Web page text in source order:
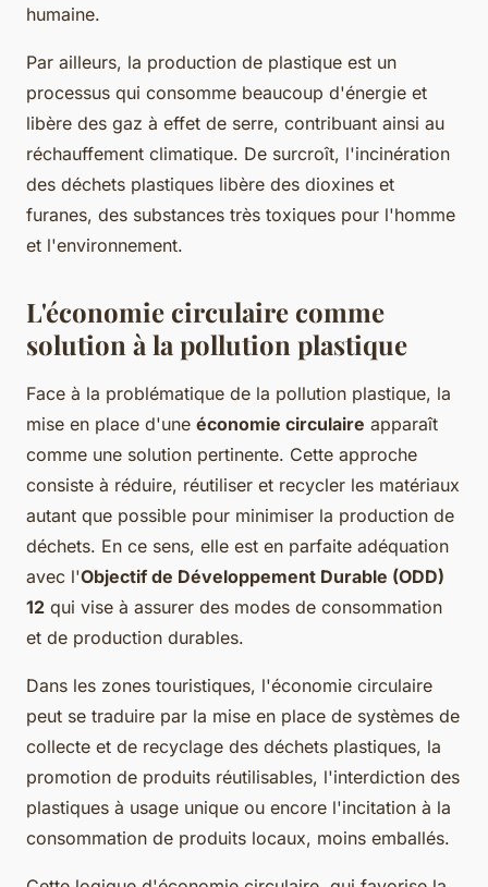
humaine.
Par ailleurs, la production de plastique est un
processus qui consomme beaucoup d'énergie et
libère des gaz à effet de serre, contribuant ainsi au
réchauffement climatique. De surcroît, l'incinération
des déchets plastiques libère des dioxines et
furanes, des substances très toxiques pour l'homme
et l'environnement.
L'économie circulaire comme
solution à la pollution plastique
Face à la problématique de la pollution plastique, la
mise en place d'une économie circulaire apparaît
comme une solution pertinente. Cette approche
consiste à réduire, réutiliser et recycler les matériaux
autant que possible pour minimiser la production de
déchets. En ce sens, elle est en parfaite adéquation
avec l'Objectif de Développement Durable (ODD)
12 qui vise à assurer des modes de consommation
et de production durables.
Dans les zones touristiques, l'économie circulaire
peut se traduire par la mise en place de systèmes de
collecte et de recyclage des déchets plastiques, la
promotion de produits réutilisables, l'interdiction des
plastiques à usage unique ou encore l'incitation à la
consommation de produits locaux, moins emballés.